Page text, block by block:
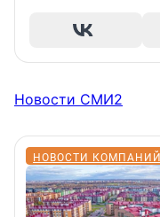
Новости СМИ2
НОВОСТИ КОМПАНИЙ